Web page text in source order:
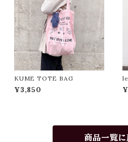
KUME TOTE BAG
¥3,850
商品一覧に